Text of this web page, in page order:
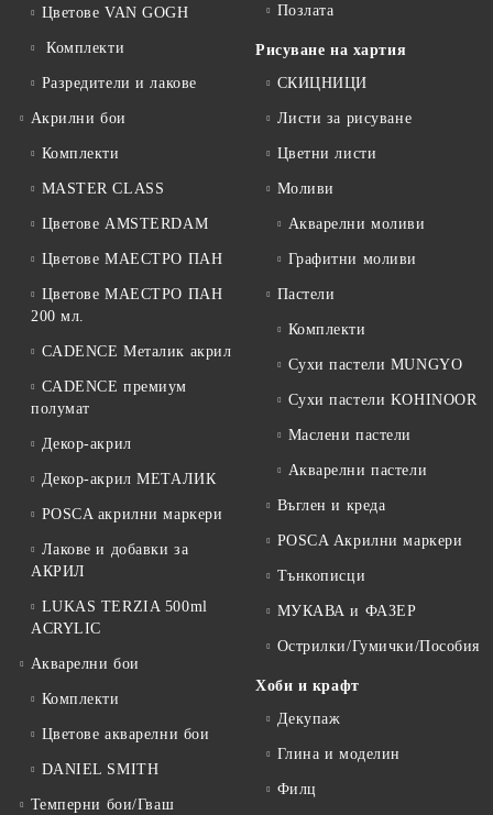
Цветове VAN GOGH
Комплекти
Разредители и лакове
Акрилни бои
Комплекти
MASTER CLASS
Цветове AMSTERDAM
Цветове МАЕСТРО ПАН
Цветове МАЕСТРО ПАН
200 мл.
CADENCE Металик акрил
CADENCE премиум
полумат
Декор-акрил
Декор-акрил МЕТАЛИК
POSCA акрилни маркери
Лакове и добавки за
АКРИЛ
LUKAS TERZIA 500ml
ACRYLIC
Акварелни бои
Комплекти
Цветове акварелни бои
DANIEL SMITH
Темперни бои/Гваш
Позлата
Рисуване на хартия
СКИЦНИЦИ
Листи за рисуване
Цветни листи
Моливи
Акварелни моливи
Графитни моливи
Пастели
Комплекти
Сухи пастели MUNGYO
Сухи пастели KOHINOOR
Маслени пастели
Акварелни пастели
Въглен и креда
POSCA Акрилни маркери
Тънкописци
МУКАВА и ФАЗЕР
Острилки/Гумички/Пособия
Хоби и крафт
Декупаж
Глина и моделин
Филц